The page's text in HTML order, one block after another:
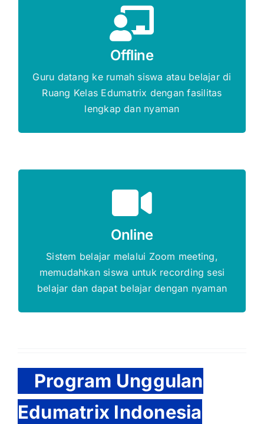
Offline
Guru datang ke rumah siswa atau belajar di
Ruang Kelas Edumatrix dengan fasilitas
lengkap dan nyaman
Gratis Biaya Pendaftaran
DAFTAR SEKARANG
Online
Sistem belajar melalui Zoom meeting,
memudahkan siswa untuk recording sesi
belajar dan dapat belajar dengan nyaman
DAFTAR SEKARANG
Program Unggulan
Edumatrix Indonesia